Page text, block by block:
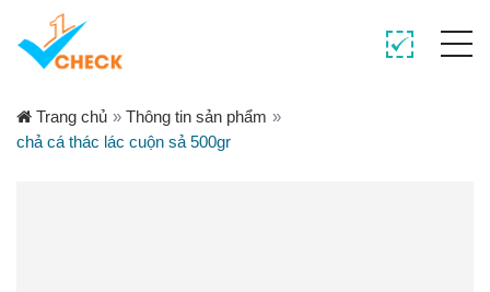
Trang chủ » Thông tin sản phẩm »
chả cá thác lác cuộn sả 500gr